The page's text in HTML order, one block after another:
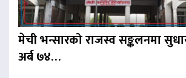
मेची भन्सारको राजस्व सङ्कलनमा
अर्ब ७४…